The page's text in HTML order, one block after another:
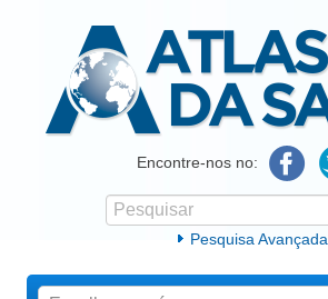
Atlas da SaúdeEncontre-nos no:
Formulário de procura
Pesquisar
Pesquisa Avançada